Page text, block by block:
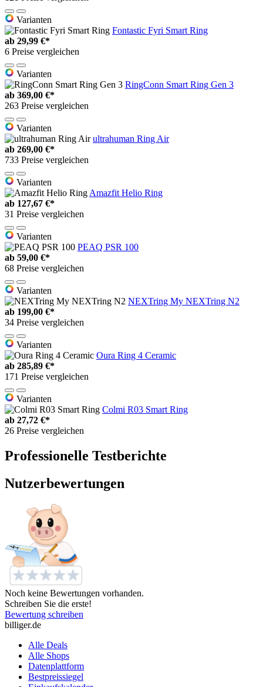
Varianten
Fontastic Fyri Smart Ring
ab 29,99 €*
6 Preise vergleichen
Varianten
RingConn Smart Ring Gen 3
ab 369,00 €*
263 Preise vergleichen
Varianten
ultrahuman Ring Air
ab 269,00 €*
733 Preise vergleichen
Varianten
Amazfit Helio Ring
ab 127,67 €*
31 Preise vergleichen
Varianten
PEAQ PSR 100
ab 59,00 €*
68 Preise vergleichen
Varianten
NEXTring My NEXTring N2
ab 199,00 €*
34 Preise vergleichen
Varianten
Oura Ring 4 Ceramic
ab 285,89 €*
171 Preise vergleichen
Varianten
Colmi R03 Smart Ring
ab 27,72 €*
26 Preise vergleichen
Professionelle Testberichte
Nutzerbewertungen
Noch keine Bewertungen vorhanden.
Schreiben Sie die erste!
Bewertung schreiben
billiger.de
Alle Deals
Alle Shops
Datenplattform
Bestpreissiegel